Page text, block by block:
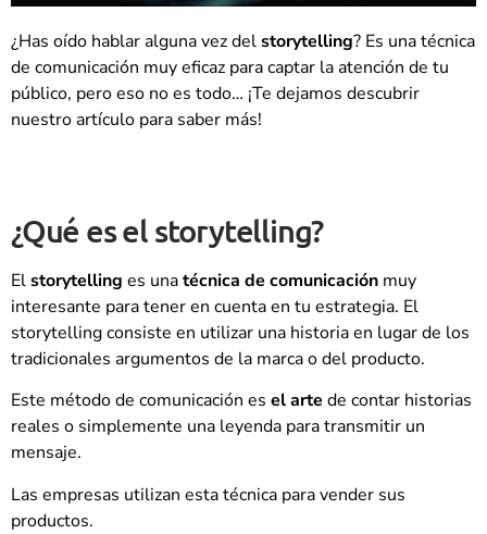
¿Has oído hablar alguna vez delstorytelling? Es una técnica
de comunicación muy eficaz para captar la atención de tu
público, pero eso no es todo… ¡Te dejamos descubrir
nuestro artículo para saber más!
¿Qué es el storytelling?
Elstorytelling es unatécnica de comunicación muy
interesante para tener en cuenta en tu estrategia. El
storytelling consiste en utilizar una historia en lugar de los
tradicionales argumentos de la marca o del producto.
Este método de comunicación es el arte de contar historias
reales o simplemente una leyenda para transmitir un
mensaje.
Las empresas utilizan esta técnica para vender sus
productos.